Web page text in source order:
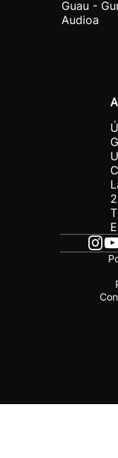
Guau -
Audioa